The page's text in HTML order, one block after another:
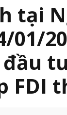
tại
FDI